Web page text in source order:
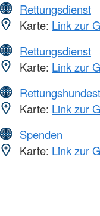
Rettungsdienst
Karte: Link zur
Rettungsdienst
Karte: Link zur
Karte: Link zur
Spenden
Karte: Link zur